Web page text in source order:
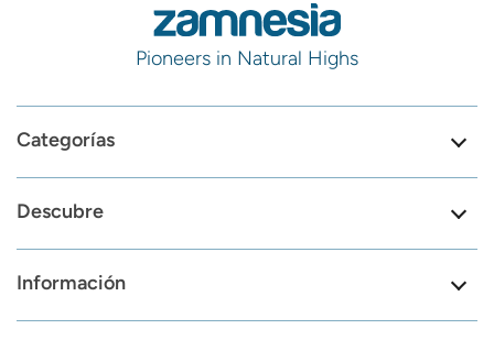
Pioneers in Natural Highs
Categorías
Descubre
Información